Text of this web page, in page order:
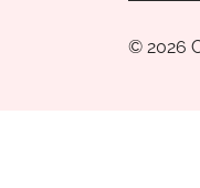
© 2026